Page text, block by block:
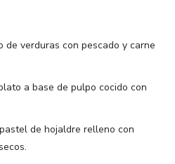
de verduras con pescado y carne
a base de pulpo cocido con
de hojaldre relleno con